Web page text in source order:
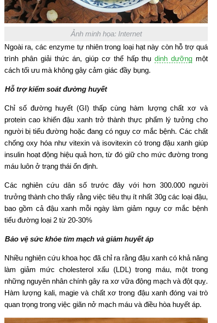
Ảnh minh họa: Internet
Ngoài ra, các enzyme tự nhiên trong loại hạt này còn hỗ trợ quá
trình phân giải thức án, giúp cơ thể hấp thụdinh dưỡng một
cách tối ưu mà không gây cảm giác đầy bụng.
Hỗ trợ kiểm soát đường huyết
Chỉ số đường huyết (GI) thấp cùng hàm lượng chất xơ và
protein cao khiến đậu xanh trở thành thực phẩm lý tưởng cho
người bị tiểu đường hoặc đang có nguy cơ mắc bệnh. Các chất
chống oxy hóa như vitexin và isovitexin có trong đậu xanh giúp
insulin hoạt động hiệu quả hơn, từ đó giữ cho mức đường trong
máu luôn ở trạng thái ổn định.
Các nghiên cứu dân số trước đây với hơn 300.000 người
trưởng thành cho thấy rằng việc tiêu thụ ít nhất 30g các loại đậu,
bao gồm cả đậu xanh mỗi ngày làm giảm nguy cơ mắc bệnh
tiểu đường loại 2 từ 20-30%
Bảo vệ sức khỏe tim mạch và giảm huyết áp
Nhiều nghiên cứu khoa học đã chỉ ra rằng đậu xanh có khả năng
làm giảm mức cholesterol xấu (LDL) trong máu, một trong
những nguyên nhân chính gây ra xơ vữa động mạch và đột quỵ.
Hàm lượng kali, magie và chất xơ trong đậu xanh đóng vai trò
quan trọng trong việc giãn nở mạch máu và điều hòa huyết áp.